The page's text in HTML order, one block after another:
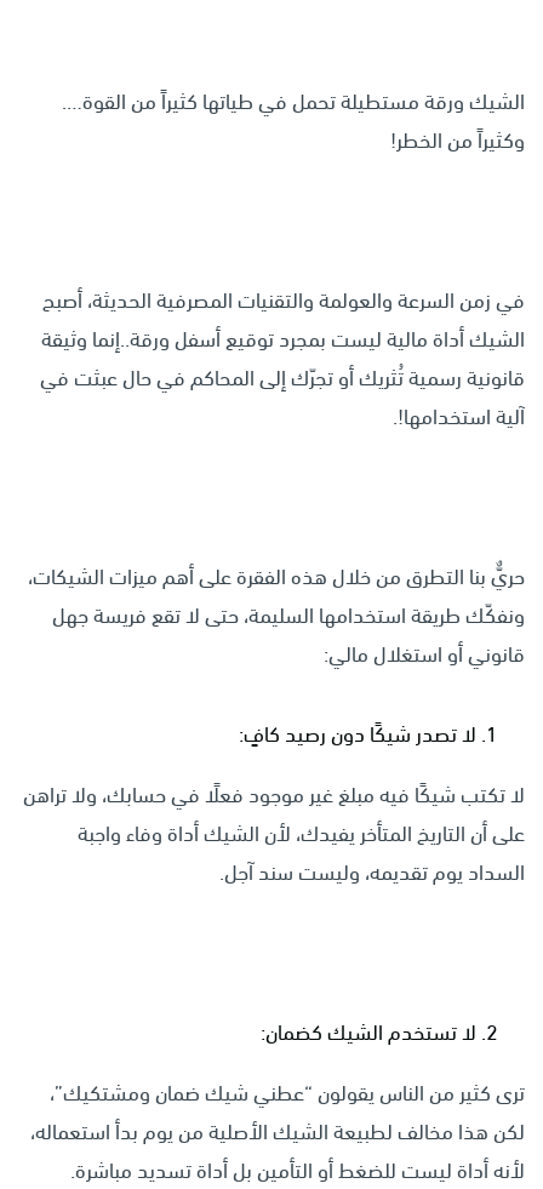
الشيك ورقة مستطيلة تحمل في طياتها كثيراً من القوة….
وكثيراً من الخطر!
في زمن السرعة والعولمة والتقنيات المصرفية الحديثة، أصبح
الشيك أداة مالية ليست بمجرد توقيع أسفل ورقة..إنما وثيقة
قانونية رسمية تُثريك أو تجرّك إلى المحاكم في حال عبثت في
آلية استخدامها!.
حريٌّ بنا التطرق من خلال هذه الفقرة على أهم ميزات الشيكات،
ونفكّك طريقة استخدامها السليمة، حتى لا تقع فريسة جهل
قانوني أو استغلال مالي:
لا تصدر شيكًا دون رصيد كافٍ:
لا تكتب شيكًا فيه مبلغ غير موجود فعلًا في حسابك، ولا تراهن
على أن التاريخ المتأخر يفيدك، لأن الشيك أداة وفاء واجبة
السداد يوم تقديمه، وليست سند آجل.
لا تستخدم الشيك كضمان:
ترى كثير من الناس يقولون “عطني شيك ضمان ومشتكيك”،
لكن هذا مخالف لطبيعة الشيك الأصلية من يوم بدأ استعماله،
لأنه أداة ليست للضغط أو التأمين بل أداة تسديد مباشرة.